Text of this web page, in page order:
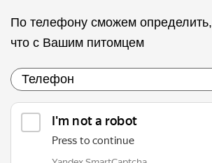
По телефону сможем определить,
что с Вашим питомцем